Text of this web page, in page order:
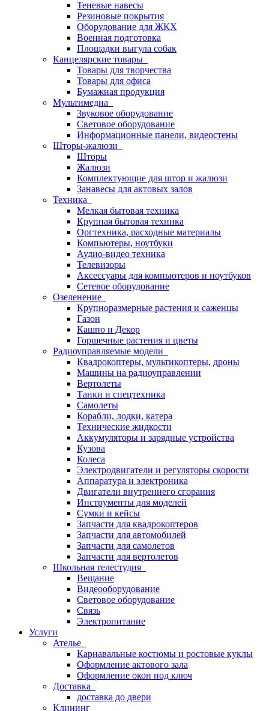
Теневые навесы
Резиновые покрытия
Оборудование для ЖКХ
Военная подготовка
Площадки выгула собак
Канцелярские товары
Товары для творчества
Товары для офиса
Бумажная продукция
Мультимедиа
Звуковое оборудование
Световое оборудование
Информационные панели, видеостены
Шторы-жалюзи
Шторы
Жалюзи
Комплектующие для штор и жалюзи
Занавесы для актовых залов
Техника
Мелкая бытовая техника
Крупная бытовая техника
Оргтехника, расходные материалы
Компьютеры, ноутбуки
Аудио-видео техника
Телевизоры
Аксессуары для компьютеров и ноутбуков
Сетевое оборудование
Озеленение
Крупноразмерные растения и саженцы
Газон
Кашпо и Декор
Горшечные растения и цветы
Радиоуправляемые модели
Квадрокоптеры, мультикоптеры, дроны
Машины на радиоуправлении
Вертолеты
Танки и спецтехника
Самолеты
Корабли, лодки, катера
Технические жидкости
Аккумуляторы и зарядные устройства
Кузова
Колеса
Электродвигатели и регуляторы скорости
Аппаратура и электроника
Двигатели внутреннего сгорания
Инструменты для моделей
Сумки и кейсы
Запчасти для квадрокоптеров
Запчасти для автомобилей
Запчасти для самолетов
Запчасти для вертолетов
Школьная телестудия
Вещание
Видеооборудование
Световое оборудование
Связь
Электропитание
Услуги
Ателье
Карнавальные костюмы и ростовые куклы
Оформление актового зала
Оформление окон под ключ
Доставка
доставка до двери
Клининг